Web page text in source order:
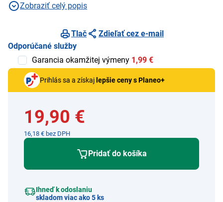
Zobraziť celý popis
Tlač
Zdieľať cez e-mail
Odporúčané služby
Garancia okamžitej výmeny 1,99 €
Prihlás sa a získaj lepšie ceny s Planeo+
19,90 €
16,18 € bez DPH
Pridať do košíka
Ihneď k odoslaniu
skladom viac ako 5 ks